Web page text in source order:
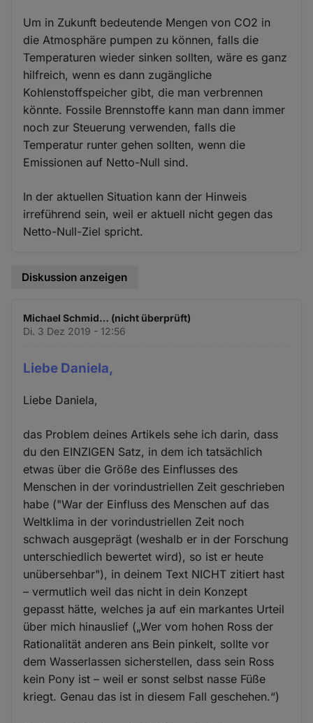
Um in Zukunft bedeutende Mengen von CO2 in
die Atmosphäre pumpen zu können, falls die
Temperaturen wieder sinken sollten, wäre es ganz
hilfreich, wenn es dann zugängliche
Kohlenstoffspeicher gibt, die man verbrennen
könnte. Fossile Brennstoffe kann man dann immer
noch zur Steuerung verwenden, falls die
Temperatur runter gehen sollten, wenn die
Emissionen auf Netto-Null sind.
In der aktuellen Situation kann der Hinweis
irreführend sein, weil er aktuell nicht gegen das
Netto-Null-Ziel spricht.
Diskussion anzeigen
Michael Schmid… (nicht überprüft)
Di. 3 Dez 2019 - 12:56
Liebe Daniela,
Liebe Daniela,
das Problem deines Artikels sehe ich darin, dass
du den EINZIGEN Satz, in dem ich tatsächlich
etwas über die Größe des Einflusses des
Menschen in der vorindustriellen Zeit geschrieben
habe ("War der Einfluss des Menschen auf das
Weltklima in der vorindustriellen Zeit noch
schwach ausgeprägt (weshalb er in der Forschung
unterschiedlich bewertet wird), so ist er heute
unübersehbar"), in deinem Text NICHT zitiert hast
– vermutlich weil das nicht in dein Konzept
gepasst hätte, welches ja auf ein markantes Urteil
über mich hinauslief („Wer vom hohen Ross der
Rationalität anderen ans Bein pinkelt, sollte vor
dem Wasserlassen sicherstellen, dass sein Ross
kein Pony ist – weil er sonst selbst nasse Füße
kriegt. Genau das ist in diesem Fall geschehen.“)